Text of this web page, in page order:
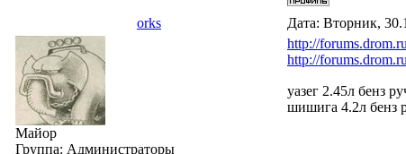
orks Дата: Вторник,
Майор
Группа: Администраторы
http://
http://
уазег 2.45л бенз
шишига 4.2л бенз